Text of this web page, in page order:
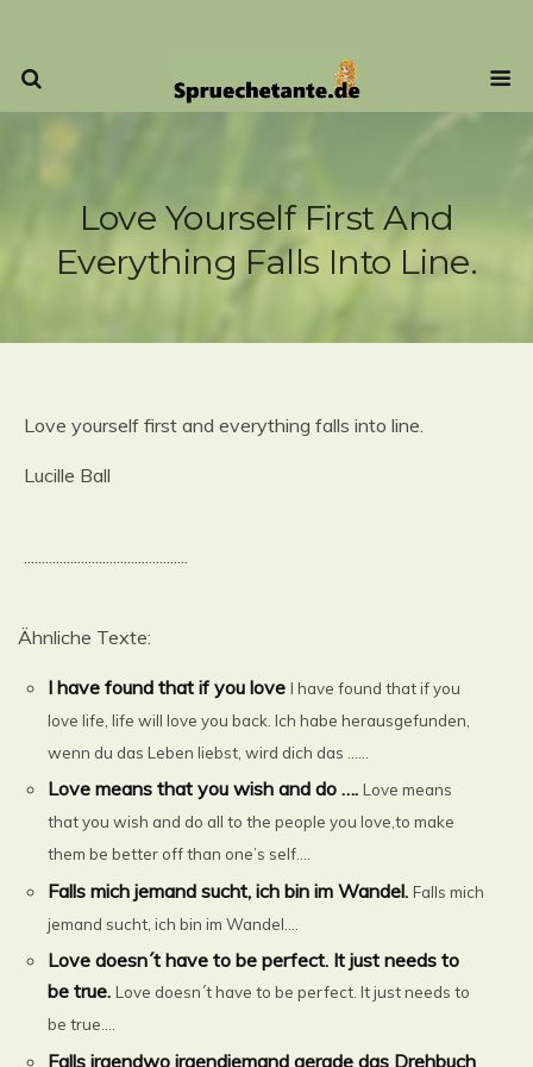
Love Yourself First And
Everything Falls Into Line.
Love yourself first and everything falls into line.
Lucille Ball
..............................................
Ähnliche Texte:
I have found that if you love I have found that if you
love life, life will love you back. Ich habe herausgefunden,
wenn du das Leben liebst, wird dich das ......
Love means that you wish and do …. Love means
that you wish and do all to the people you love,to make
them be better off than one’s self....
Falls mich jemand sucht, ich bin im Wandel. Falls mich
jemand sucht, ich bin im Wandel....
Love doesn´t have to be perfect. It just needs to
be true. Love doesn´t have to be perfect. It just needs to
be true....
Falls irgendwo irgendjemand gerade das Drehbuch